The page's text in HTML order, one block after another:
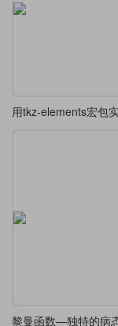
黎曼函数—独特的病